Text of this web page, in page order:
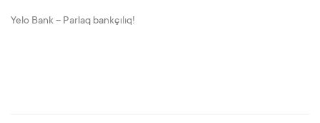
Yelo Bank – Parlaq bankçılıq!